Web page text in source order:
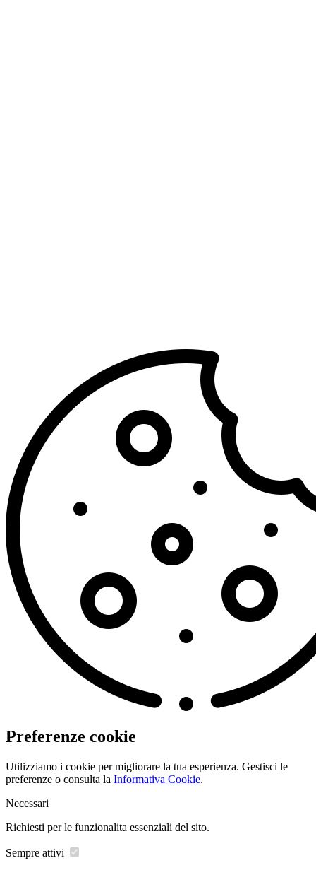
Preferenze cookie
Utilizziamo i cookie per migliorare la tua esperienza. Gestisci le
preferenze o consulta la Informativa Cookie.
Necessari
Richiesti per le funzionalita essenziali del sito.
Sempre attivi